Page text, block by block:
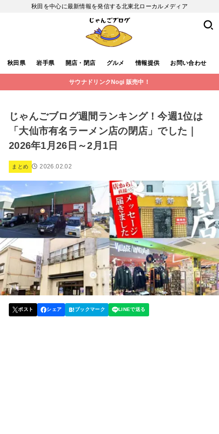
秋田を中心に最新情報を発信する北東北ローカルメディア
秋田県 岩手県 開店・閉店 グルメ 情報提供 お問い合わせ
サウナドリンクNogi 販売中！
じゃんごブログ週間ランキング！今週1位は
「大仙市有名ラーメン店の閉店」でした｜
2026年1月26日～2月1日
まとめ 2026.02.02